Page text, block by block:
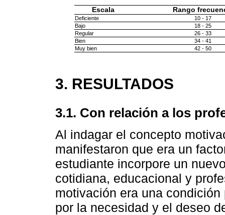
Escala Rango
Deficiente
10 - 17
Bajo
18 - 25
Regular
26 - 33
Bien
34 - 41
Muy bien
42 - 50
3. RESULTADOS
3.1. Con relación a los
Al indagar el concepto
manifestaron que era un
estudiante incorpore un
cotidiana, educacional y
motivación era una
por la necesidad y el deseo